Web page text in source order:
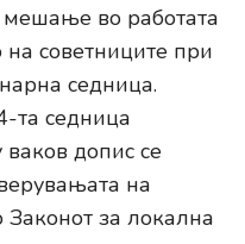
мешање во работата
на советниците при
седница.
та седница
допис се
на
Законот за локална